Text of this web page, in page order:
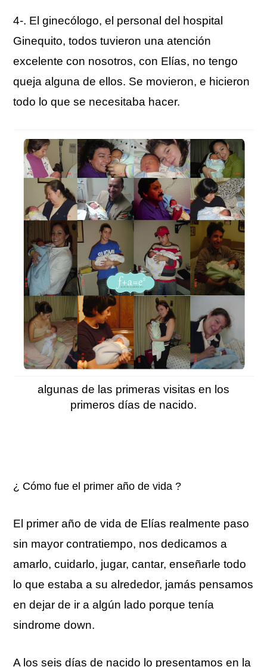
4-. El ginecólogo, el personal del hospital
Ginequito, todos tuvieron una atención
excelente con nosotros, con Elías, no tengo
queja alguna de ellos. Se movieron, e hicieron
todo lo que se necesitaba hacer.
algunas de las primeras visitas en los
primeros días de nacido.
¿ Cómo fue el primer año de vida ?
El primer año de vida de Elías realmente paso
sin mayor contratiempo, nos dedicamos a
amarlo, cuidarlo, jugar, cantar, enseñarle todo
lo que estaba a su alrededor, jamás pensamos
en dejar de ir a algún lado porque tenía
sindrome down.
A los seis días de nacido lo presentamos en la